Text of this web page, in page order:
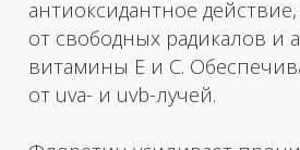
БЕСПЛАТНАЯ КОНСУЛЬТАЦИЯ